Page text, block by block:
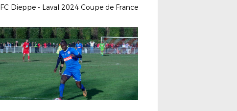
FC Dieppe - Laval 2024 Coupe de France